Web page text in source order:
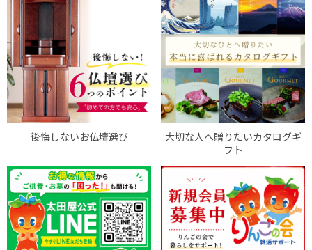
後悔しないお仏壇選び
大切な人へ贈りたいカタログギ
フト